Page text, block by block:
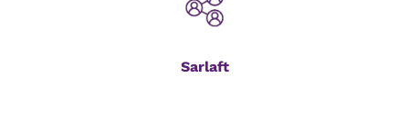
Sarlaft